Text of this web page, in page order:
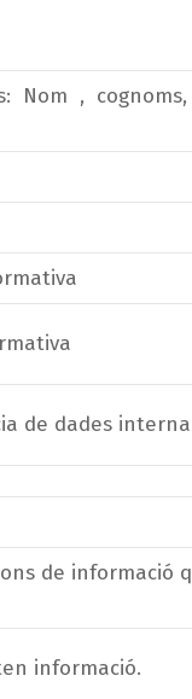
Nom ,
de dades
de informació
informació.